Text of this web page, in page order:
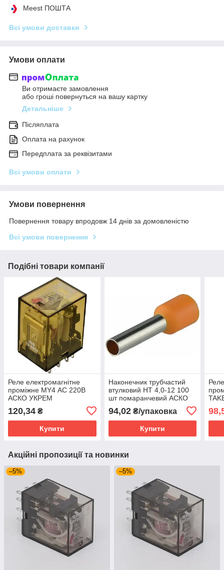
Meest ПОШТА
Всі умови доставки
Умови оплати
Ви отримаєте замовлення
або гроші повернуться на вашу картку
Детальніше
Післяплата
Оплата на рахунок
Передплата за реквізитами
Всі умови оплати
Умови повернення
Повернення товару впродовж 14 днів за домовленістю
Всі умови повернення
Подібні товари компанії
Реле електромагнітне
проміжне МY4 АС 220В
АСКО УКРЕМ
120,34 ₴
Купити
Наконечник трубчастий
втулковий НТ 4,0-12 100
шт помаранчевий АСКО
94,02₴/упаковка
Купити
Акційні пропозиції та новинки
–5% –5%